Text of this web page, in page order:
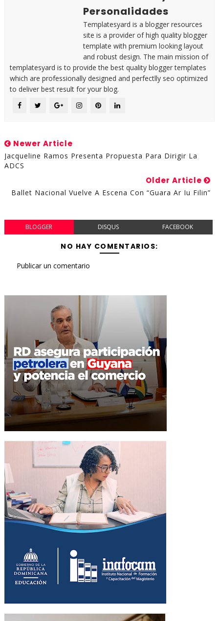
Personalidades
Templatesyard is a blogger resources
site is a provider of high quality blogger
template with premium looking layout
and robust design. The main mission of
templatesyard is to provide the best quality blogger templates
which are professionally designed and perfectlly seo optimized
to deliver best result for your blog.
Newer Article
Jacqueline Ramos Presenta Propuesta Para Dirigir La
ADCS
Older Article
Ballet Nacional Vuelve A Escena Con “Guara Ar Iu Filin”
BLOGGER DISQUS FACEBOOK
NO HAY COMENTARIOS:
Publicar un comentario